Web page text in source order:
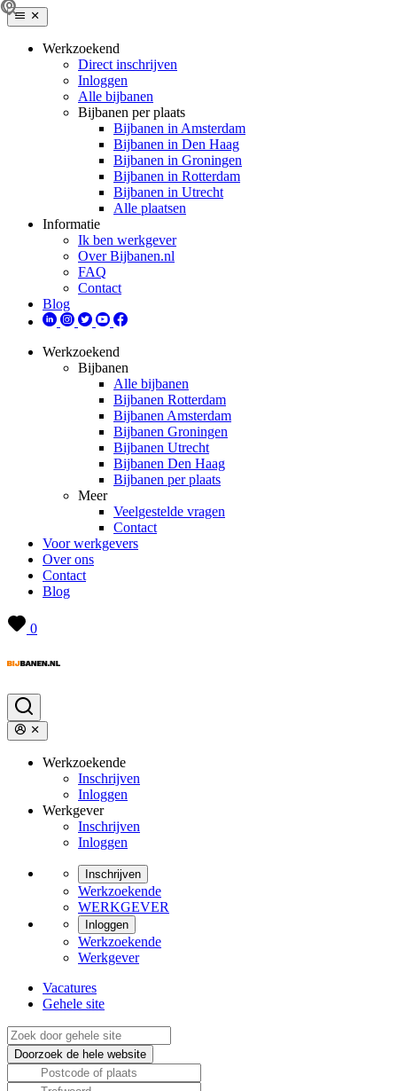
Werkzoekend
Direct inschrijven
Inloggen
Alle bijbanen
Bijbanen per plaats
Bijbanen in Amsterdam
Bijbanen in Den Haag
Bijbanen in Groningen
Bijbanen in Rotterdam
Bijbanen in Utrecht
Alle plaatsen
Informatie
Ik ben werkgever
Over Bijbanen.nl
FAQ
Contact
Blog
Werkzoekend
Bijbanen
Alle bijbanen
Bijbanen Rotterdam
Bijbanen Amsterdam
Bijbanen Groningen
Bijbanen Utrecht
Bijbanen Den Haag
Bijbanen per plaats
Meer
Veelgestelde vragen
Contact
Voor werkgevers
Over ons
Contact
Blog
0
Werkzoekende
Inschrijven
Inloggen
Werkgever
Inschrijven
Inloggen
Inschrijven
Werkzoekende
WERKGEVER
Inloggen
Werkzoekende
Werkgever
Vacatures
Gehele site